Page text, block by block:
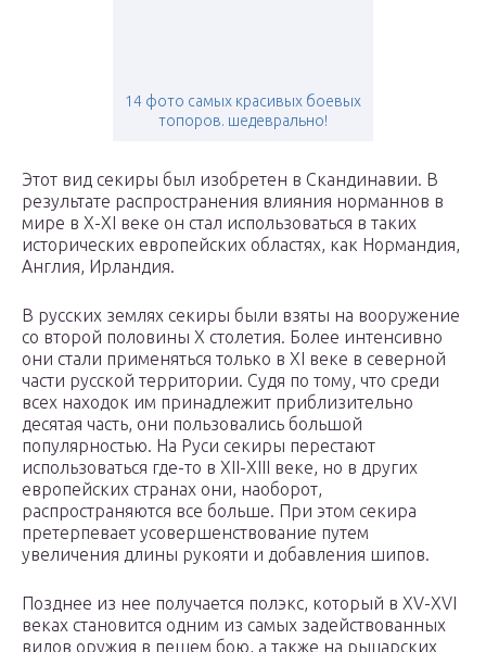
14 фото самых красивых боевых
топоров. шедеврально!
Этот вид секиры был изобретен в Скандинавии. В
результате распространения влияния норманнов в
мире в X-XI веке он стал использоваться в таких
исторических европейских областях, как Нормандия,
Англия, Ирландия.
В русских землях секиры были взяты на вооружение
со второй половины X столетия. Более интенсивно
они стали применяться только в XI веке в северной
части русской территории. Судя по тому, что среди
всех находок им принадлежит приблизительно
десятая часть, они пользовались большой
популярностью. На Руси секиры перестают
использоваться где-то в XII-XIII веке, но в других
европейских странах они, наоборот,
распространяются все больше. При этом секира
претерпевает усовершенствование путем
увеличения длины рукояти и добавления шипов.
Позднее из нее получается полэкс, который в XV-XVI
веках становится одним из самых задействованных
видов оружия в пешем бою, а также на рыцарских